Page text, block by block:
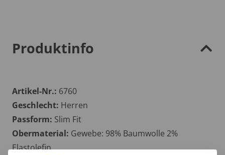
Produktinfo
Artikel-Nr.: 6760
Geschlecht: Herren
Passform: Slim Fit
Obermaterial: Gewebe: 98% Baumwolle 2%
Elastolefin